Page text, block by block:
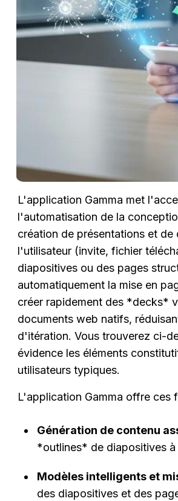
L'application Gamma met
l'automatisation de la
création de présentations et
l'utilisateur (invite, fichier
diapositives ou des pages
automatiquement la mise en
créer rapidement des *decks*
documents web natifs,
d'itération. Vous trouverez ci-
évidence les éléments
utilisateurs typiques.
L'application Gamma offre ces
Génération de contenu
*outlines* de diapositives
Modèles intelligents et
des diapositives et des